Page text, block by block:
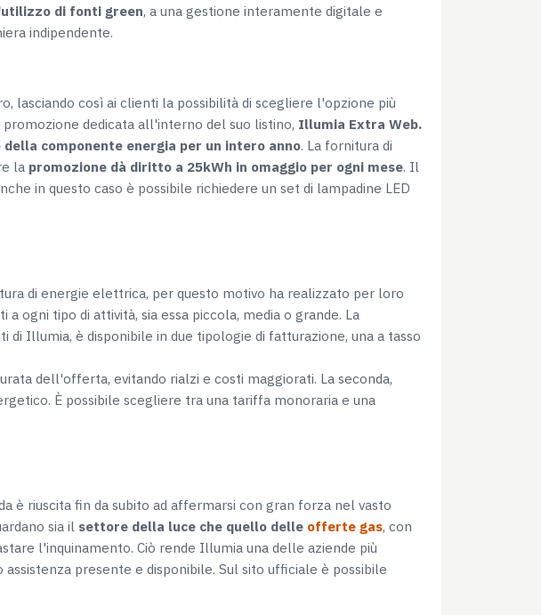
di fonti green, a una gestione interamente digitale e
indipendente.
così ai clienti la possibilità di scegliere l'opzione più
dedicata all'interno del suo listino, Illumia Extra Web.
componente energia per un intero anno. La fornitura di
la promozione dà diritto a 25kWh in omaggio per ogni mese. Il
in questo caso è possibile richiedere un set di lampadine LED
di energie elettrica, per questo motivo ha realizzato per loro
ogni tipo di attività, sia essa piccola, media o grande. La
Illumia, è disponibile in due tipologie di fatturazione, una a tasso
dell'offerta, evitando rialzi e costi maggiorati. La seconda,
È possibile scegliere tra una tariffa monoraria e una
è riuscita fin da subito ad affermarsi con gran forza nel vasto
sia il settore della luce che quello delle offerte gas, con
l'inquinamento. Ciò rende Illumia una delle aziende più
presente e disponibile. Sul sito ufficiale è possibile